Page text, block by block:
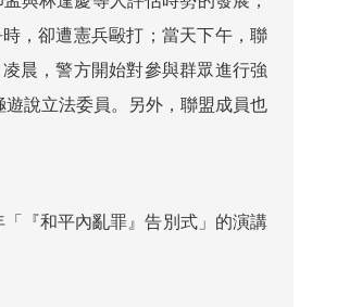
，卻遭憲兵毆打；當天下午，聯
晨，警方開始對參與群眾進行強
說立法委員。另外，聯盟成員也
『和平內亂罪』告別式」的演講